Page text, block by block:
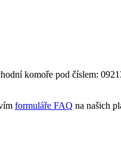
komoře pod číslem:
formuláře FAQ na našich